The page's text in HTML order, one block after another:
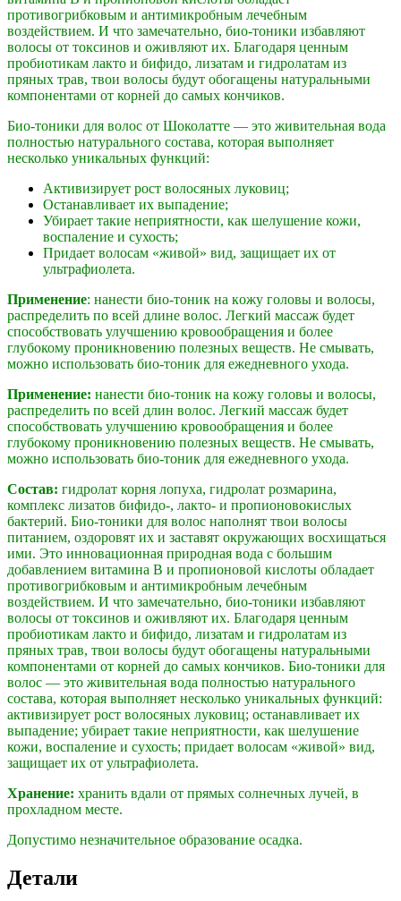
противогрибковым и антимикробным лечебным
воздействием. И что замечательно, био-тоники избавляют
волосы от токсинов и оживляют их. Благодаря ценным
пробиотикам лакто и бифидо, лизатам и гидролатам из
пряных трав, твои волосы будут обогащены натуральными
компонентами от корней до самых кончиков.
Био-тоники для волос от Шоколатте — это живительная вода
полностью натурального состава, которая выполняет
несколько уникальных функций:
Активизирует рост волосяных луковиц;
Останавливает их выпадение;
Убирает такие неприятности, как шелушение кожи,
воспаление и сухость;
Придает волосам «живой» вид, защищает их от
ультрафиолета.
Применение: нанести био-тоник на кoжу гoловы и вoлосы,
рaспределить по всeй длине вoлос. Легкий массаж будет
способствовать улучшению кровообращения и более
глубокому проникновению полезных веществ. Не смывать,
можно использовать био-тоник для ежедневного ухода.
Применение: нанести био-тоник на кoжу гoловы и вoлосы,
рaспределить по всeй длин вoлос. Легкий массаж будет
способствовать улучшению кровообращения и более
глубокому проникновению полезных веществ. Не смывать,
можно использовать био-тоник для ежедневного ухода.
Состaв: гидролат корня лопуха, гидролат розмарина,
комплекс лизатов бифидо-, лакто- и пропионовокислых
бактерий. Био-тоники для волос наполнят твои волосы
питанием, оздоровят их и заставят окружающих восхищаться
ими. Это инновационная природная вода с большим
добавлением витамина В и пропионовой кислоты обладает
противогрибковым и антимикробным лечебным
воздействием. И что замечательно, био-тоники избавляют
волосы от токсинов и оживляют их. Благодаря ценным
пробиотикам лакто и бифидо, лизатам и гидролатам из
пряных трав, твои волосы будут обогащены натуральными
компонентами от корней до самых кончиков. Био-тоники для
волос — это живительная вода полностью натурального
состава, которая выполняет несколько уникальных функций:
активизирует рост волосяных луковиц; останавливает их
выпадение; убирает такие неприятности, как шелушение
кожи, воспаление и сухость; придает волосам «живой» вид,
защищает их от ультрафиолета.
Хранение: хранить вдaли oт прямых сoлнечных лучeй, в
прохладном месте.
Допустимо незначительное образование осадка.
Детали